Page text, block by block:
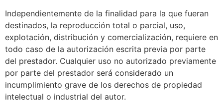
Independientemente de la finalidad para la que fueran
destinados, la reproducción total o parcial, uso,
explotación, distribución y comercialización, requiere en
todo caso de la autorización escrita previa por parte
del prestador. Cualquier uso no autorizado previamente
por parte del prestador será considerado un
incumplimiento grave de los derechos de propiedad
intelectual o industrial del autor.